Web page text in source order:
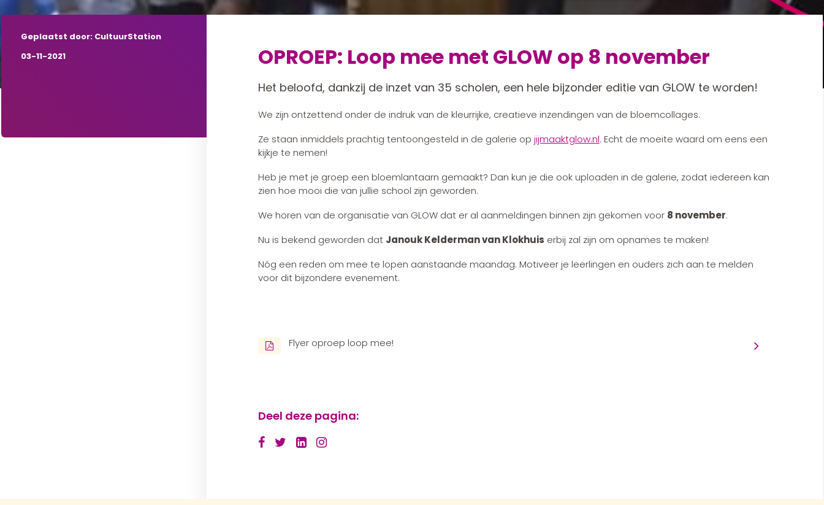
Geplaatst door: CultuurStation
03-11-2021
OPROEP: Loop mee met GLOW op 8 november
Het beloofd, dankzij de inzet van 35 scholen, een hele bijzonder editie van GLOW te worden!
We zijn ontzettend onder de indruk van de kleurrijke, creatieve inzendingen van de bloemcollages.
Ze staan inmiddels prachtig tentoongesteld in de galerie op jijmaaktglow.nl. Echt de moeite waard om eens een
kijkje te nemen!
Heb je met je groep een bloemlantaarn gemaakt? Dan kun je die ook uploaden in de galerie, zodat iedereen kan
zien hoe mooi die van jullie school zijn geworden.
We horen van de organisatie van GLOW dat er al aanmeldingen binnen zijn gekomen voor 8 november.
Nu is bekend geworden dat Janouk Kelderman van Klokhuis erbij zal zijn om opnames te maken!
Nóg een reden om mee te lopen aanstaande maandag. Motiveer je leerlingen en ouders zich aan te melden
voor dit bijzondere evenement.
Flyer oproep loop mee!
Deel deze pagina: